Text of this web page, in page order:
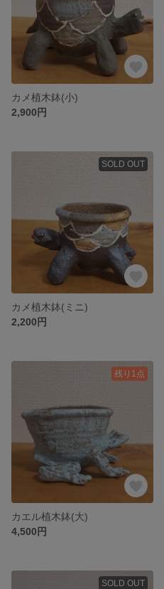
カメ植木鉢(小)
2,900円
SOLD OUT
カメ植木鉢(ミニ)
2,200円
残り1点
カエル植木鉢(大)
4,500円
SOLD OUT